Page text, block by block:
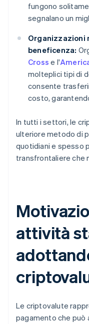
fungono
segnalano un
Organizzazioni
beneficenza:
Cross e l'
molteplici tipi di
consente
costo,
In tutti i settori, le
ulteriore metodo di
quotidiani e spesso
transfrontaliere che
attività
Le criptovalute
pagamento che può